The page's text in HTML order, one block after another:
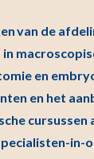
van de
en
en het
cursussen
in-